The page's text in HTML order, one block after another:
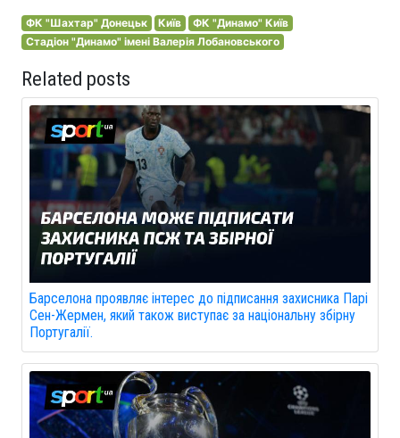
ФК "Шахтар" Донецьк Київ
ФК "Динамо" Київ
Стадіон "Динамо" імені Валерія Лобановського
Related posts
Барселона проявляє інтерес до підписання захисника Парі
Сен-Жермен, який також виступає за національну збірну
Португалії.